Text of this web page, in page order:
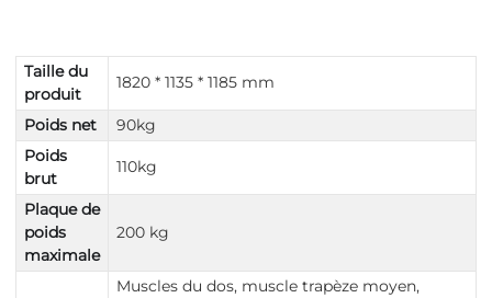
Taille du
produit
1820 * 1135 * 1185 mm
Poids net
90kg
Poids
brut
110kg
Plaque de
poids
maximale
200 kg
Muscles du dos, muscle trapèze moyen,